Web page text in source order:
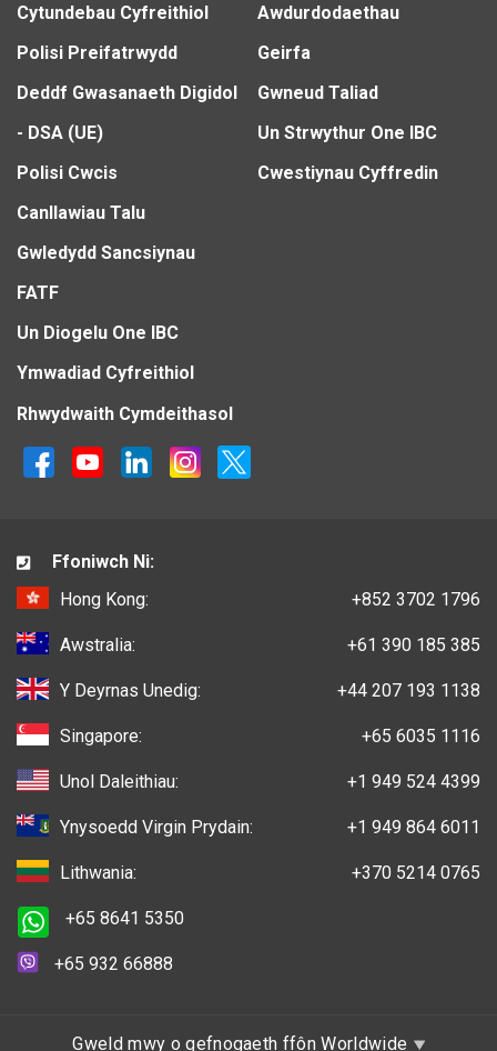
Cytundebau Cyfreithiol
Polisi Preifatrwydd
Deddf Gwasanaeth Digidol
- DSA (UE)
Polisi Cwcis
Canllawiau Talu
Gwledydd Sancsiynau
FATF
Un Diogelu One IBC
Ymwadiad Cyfreithiol
Awdurdodaethau
Geirfa
Gwneud Taliad
Un Strwythur One IBC
Cwestiynau Cyffredin
Rhwydwaith Cymdeithasol
Ffoniwch Ni:
Hong Kong:
+852 3702 1796
Awstralia: +61 390 185 385
Y Deyrnas Unedig: +44 207 193 1138
Singapore: +65 6035 1116
Unol Daleithiau: +1 949 524 4399
Ynysoedd Virgin Prydain: +1 949 864 6011
Lithwania: +370 5214 0765
+65 8641 5350
+65 932 66888
Gweld mwy o gefnogaeth ffôn Worldwide